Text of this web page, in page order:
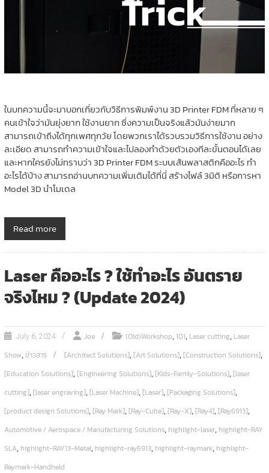
ในบทความนี้จะมาบอกเกี่ยวกับวิธีการพิมพ์งาน 3D Printer FDM ที่หลาย ๆ
คนเข้าใจว่ามันยุ่งยาก ใช้งานยาก ซึ่งความเป็นจริงแล้วมันง่ายมาก
สามารถเข้าถึงได้ทุกเพศทุกวัย โดยพวกเราได้รวบรวมวิธีการใช้งาน อย่าง
ละเอียด สามารถทำความเข้าใจและไปลองทำด้วยตัวเองทีละขั้นตอนได้เลย
และหากใครยังไม่ทราบว่า 3D Printer FDM ระบบเส้นพลาสติกคืออะไร ทำ
อะไรได้บ้าง สามารถอ่านบทความเพิ่มเติมได้ที่นี่ สร้างไฟล์ 3มิติ หรือการหา
Model 3D นำโมเดล
Read more
Laser คืออะไร ? ใช้ทำอะไร อันตราย
จริงไหม ? (Update 2024)
July 6, 2024 Joe (Old)Workshop,101, Laser cutting, Laser
Show,ข่าวสาร [Architect Solutions],[Art Solutions],[Construction Solutions],
[Education Solutions],[Engineering Solutions],[Kids-Family-Solutions],[laser
cutting],[laser engraving],[Laser Machine],[Laser],[Packaging Solutions],
[product design Solutions],[Ray Mark],[Ray-Cube],[Ray-X],[Ray4],[Ray6913],
Automotive / Aerospace / Manufacturing Solutions, highlight-laser, highlight-RAY
SLA, highlight-RAY13-Metal, highlight-ray6913, highlight-raymark, highlight-
Raymark-Handheld